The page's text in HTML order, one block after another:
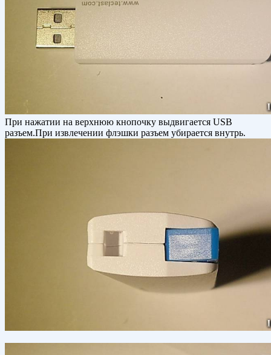
При нажатии на верхнюю кнопочку выдвигается USB
разъем.При извлечении флэшки разъем убирается внутрь.